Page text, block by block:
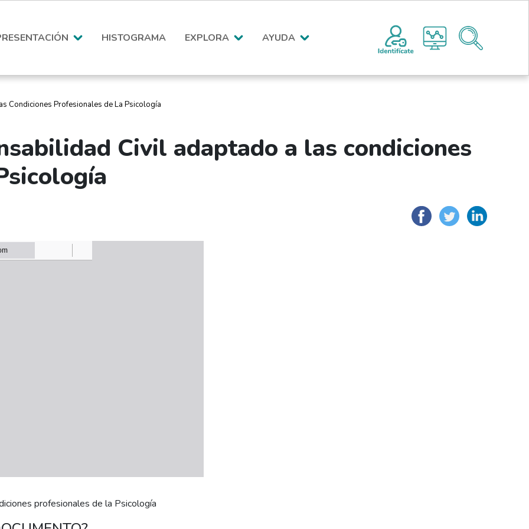
HISTOGRAMA EXPLORA AYUDA
Menú encabezado superior
Condiciones Profesionales de La Psicología
Civil adaptado a las condiciones
Facebook
Twitter
profesionales de la Psicología